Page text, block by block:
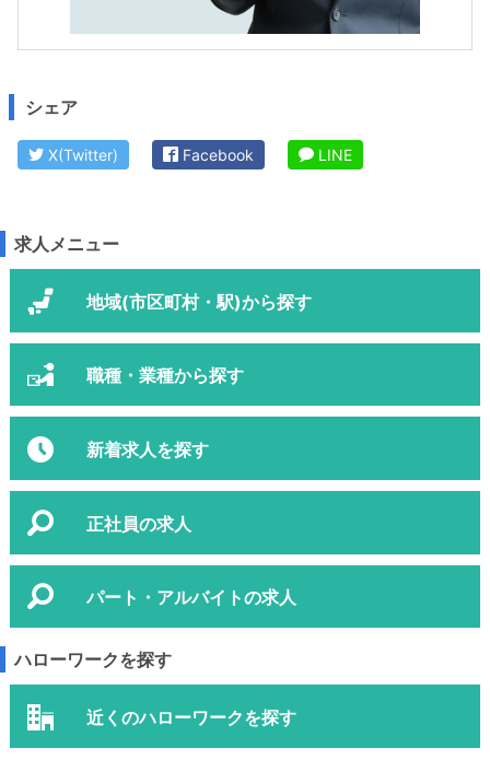
シェア
X(Twitter) Facebook LINE
求人メニュー
地域(市区町村・駅)から探す
職種・業種から探す
新着求人を探す
正社員の求人
パート・アルバイトの求人
ハローワークを探す
近くのハローワークを探す